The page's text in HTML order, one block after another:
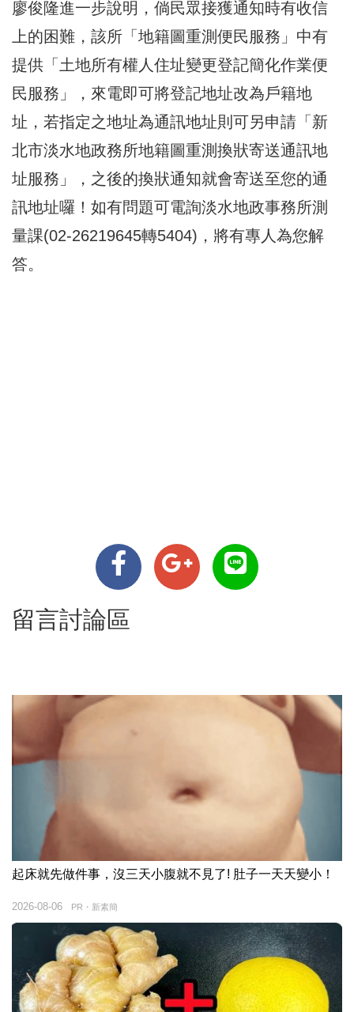
廖俊隆進一步說明，倘民眾接獲通知時有收信
上的困難，該所「地籍圖重測便民服務」中有
提供「土地所有權人住址變更登記簡化作業便
民服務」，來電即可將登記地址改為戶籍地
址，若指定之地址為通訊地址則可另申請「新
北市淡水地政務所地籍圖重測換狀寄送通訊地
址服務」，之後的換狀通知就會寄送至您的通
訊地址囉！如有問題可電詢淡水地政事務所測
量課(02-26219645轉5404)，將有專人為您解
答。
留言討論區
起床就先做件事，沒三天小腹就不見了! 肚子一天天變小！
PR・新素簡
2026-08-06